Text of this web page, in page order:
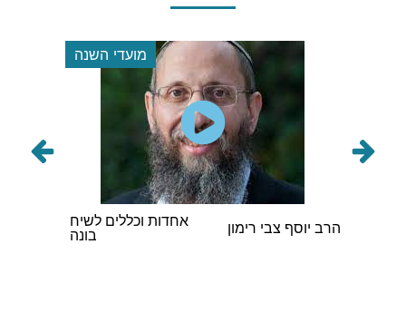
מועדי השנה
הרב יוסף צבי רימון
אחדות וכללים לשיח
בונה